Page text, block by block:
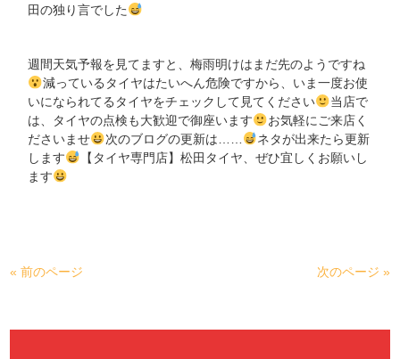
田の独り言でした
週間天気予報を見てますと、梅雨明けはまだ先のようですね
減っているタイヤはたいへん危険ですから、いま一度お使
いになられてるタイヤをチェックして見てください
当店で
は、タイヤの点検も大歓迎で御座います
お気軽にご来店く
ださいませ
次のブログの更新は……
ネタが出来たら更新
します
【タイヤ専門店】松田タイヤ、ぜひ宜しくお願いし
ます
« 前のページ 次のページ »